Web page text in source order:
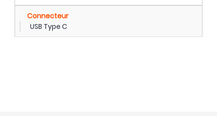
Connecteur
USB Type C